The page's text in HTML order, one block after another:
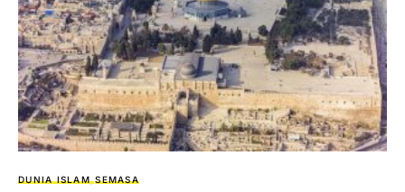
DUNIA ISLAM SEMASA